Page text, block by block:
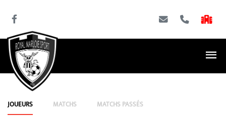
JOUEURS MATCHS MATCHS PASSÉS